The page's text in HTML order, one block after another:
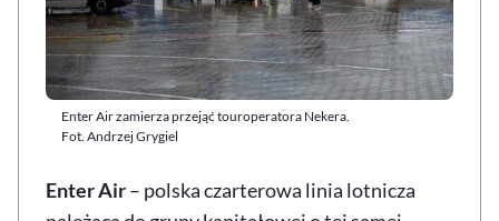
Enter Air zamierza przejąć touroperatora Nekera.
Fot. Andrzej Grygiel
Enter Air– polska czarterowa linia lotnicza